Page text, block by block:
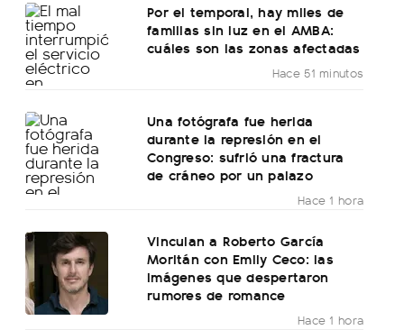
Por el temporal, hay miles de
familias sin luz en el AMBA:
cuáles son las zonas afectadas
Hace 51 minutos
Una fotógrafa fue herida
durante la represión en el
Congreso: sufrió una fractura
de cráneo por un palazo
Hace 1 hora
Vinculan a Roberto García
Moritán con Emily Ceco: las
imágenes que despertaron
rumores de romance
Hace 1 hora